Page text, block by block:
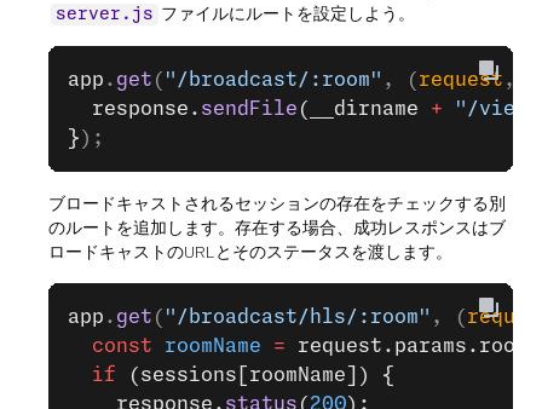
server.js ファイルにルートを設定しよう。
app . get ( "/broadcast/:room" , ( request ,
  response.
sendFile (__dirname + "/
} );
ブロードキャストされるセッションの存在をチェックする別
のルートを追加します。存在する場合、成功レスポンスはブ
ロードキャストのURLとそのステータスを渡します。
app . get ( "/broadcast/hls/:room" , (
  const
roomName = request.params.room;
  if
(sessions[roomName]) {
    response.
status ( 200);